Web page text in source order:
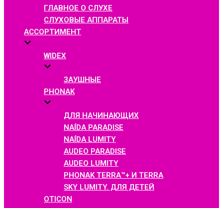
ГЛАВНОЕ О СЛУХЕ
СЛУХОВЫЕ АППАРАТЫ
АССОРТИМЕНТ
WIDEX
ЗАУШНЫЕ
PHONAK
ДЛЯ НАЧИНАЮЩИХ
NAÍDA PARADISE
NAÍDA LUMITY
AUDEO PARADISE
AUDEO LUMITY
PHONAK TERRA™+ И TERRA
SKY LUMITY. ДЛЯ ДЕТЕЙ
OTICON